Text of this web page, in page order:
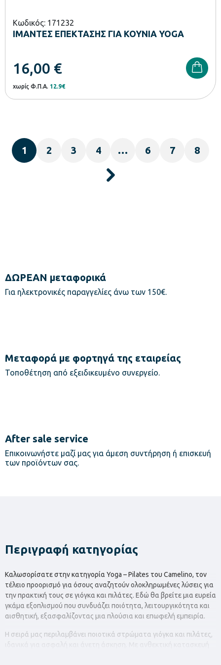
Κωδικός: 171232
ΙΜΑΝΤΕΣ ΕΠΕΚΤΑΣΗΣ ΓΙΑ ΚΟΥΝΙΑ YOGA
16,00 €
χωρίς Φ.Π.Α. 12.9€
1 2 3 4 … 6 7 8
ΔΩΡΕΑΝ μεταφορικά
Για ηλεκτρονικές παραγγελίες άνω των 150€.
Μεταφορά με φορτηγά της εταιρείας
Τοποθέτηση από εξειδικευμένο συνεργείο.
After sale service
Επικοινωνήστε μαζί μας για άμεση συντήρηση ή επισκευή
των προϊόντων σας.
Περιγραφή κατηγορίας
Καλωσορίσατε στην κατηγορία Yoga – Pilates του Camelino, τον
τέλειο προορισμό για όσους αναζητούν ολοκληρωμένες λύσεις για
την πρακτική τους σε γιόγκα και πιλάτες. Εδώ θα βρείτε μια ευρεία
γκάμα εξοπλισμού που συνδυάζει ποιότητα, λειτουργικότητα και
αισθητική, εξασφαλίζοντας μια πλούσια και επωφελή εμπειρία.
Η σειρά μας περιλαμβάνει ποιοτικά στρώματα γιόγκα και πιλάτες,